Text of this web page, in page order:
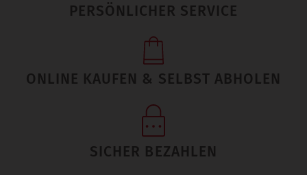
PERSÖNLICHER SERVICE
ONLINE KAUFEN & SELBST ABHOLEN
SICHER BEZAHLEN